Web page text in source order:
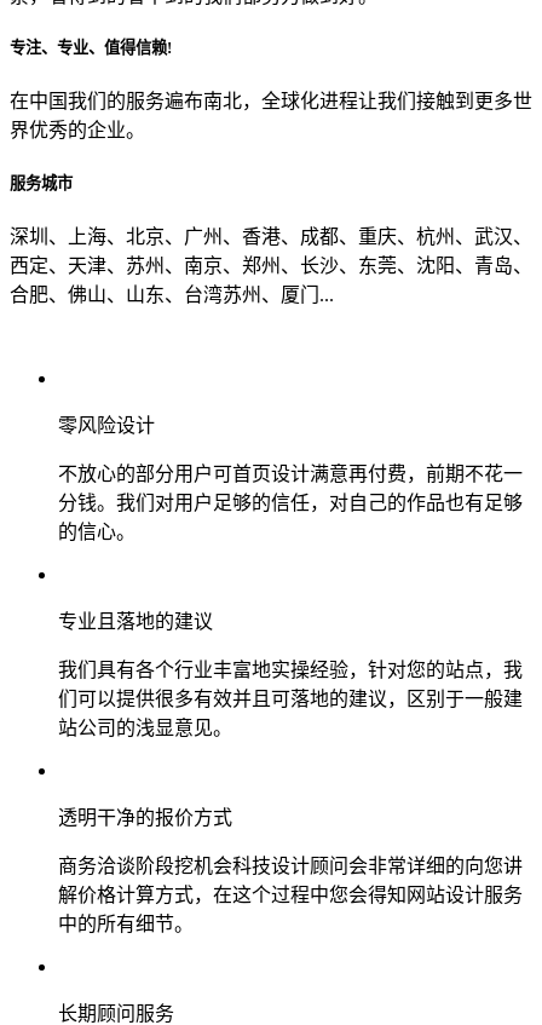
专注、专业、值得信赖!
在中国我们的服务遍布南北，全球化进程让我们接触到更多世
界优秀的企业。
服务城市
深圳、上海、北京、广州、香港、成都、重庆、杭州、武汉、
西定、天津、苏州、南京、郑州、长沙、东莞、沈阳、青岛、
合肥、佛山、山东、台湾苏州、厦门...
零风险设计
不放心的部分用户可首页设计满意再付费，前期不花一
分钱。我们对用户足够的信任，对自己的作品也有足够
的信心。
专业且落地的建议
我们具有各个行业丰富地实操经验，针对您的站点，我
们可以提供很多有效并且可落地的建议，区别于一般建
站公司的浅显意见。
透明干净的报价方式
商务洽谈阶段挖机会科技设计顾问会非常详细的向您讲
解价格计算方式，在这个过程中您会得知网站设计服务
中的所有细节。
长期顾问服务